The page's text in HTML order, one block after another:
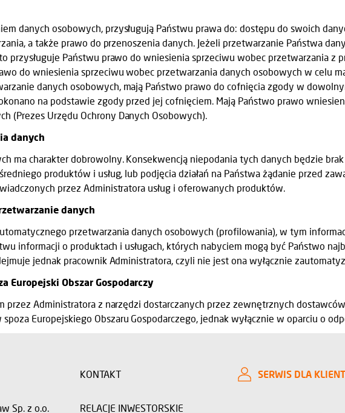
danych osobowych, przysługują Państwu prawa do: dostępu do swoich
a także prawo do przenoszenia danych. Jeżeli przetwarzanie Państwa
przysługuje Państwu prawo do wniesienia sprzeciwu wobec przetwarzania z
do wniesienia sprzeciwu wobec przetwarzania danych osobowych w celu
danych osobowych, mają Państwo prawo do cofnięcia zgody w
na podstawie zgody przed jej cofnięciem. Mają Państwo prawo
(Prezes Urzędu Ochrony Danych Osobowych).
danych
ma charakter dobrowolny. Konsekwencją niepodania tych danych będzie
produktów i usług, lub podjęcia działań na Państwa żądanie przed
przez Administratora usług i oferowanych produktów.
danych
przetwarzania danych osobowych (profilowania), w tym
informacji o produktach i usługach, których nabyciem mogą być Państwo
jednak pracownik Administratora, czyli nie jest ona wyłącznie
Europejski Obszar Gospodarczy
przez Administratora z narzędzi dostarczanych przez zewnętrznych
Europejskiego Obszaru Gospodarczego, jednak wyłącznie w oparciu o
Sp. z o.o.
SERWIS DLA
KONTAKT
RELACJE INWESTORSKIE